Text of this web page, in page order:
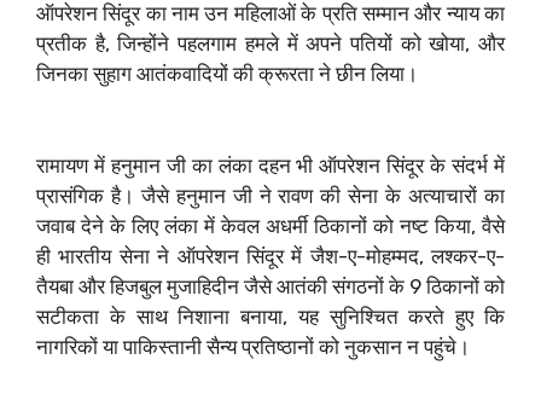
ऑपरेशन सिंदूर का नाम उन महिलाओं के प्रति सम्मान और न्याय का
प्रतीक है, जिन्होंने पहलगाम हमले में अपने पतियों को खोया, और
जिनका सुहाग आतंकवादियों की क्रूरता ने छीन लिया।
रामायण में हनुमान जी का लंका दहन भी ऑपरेशन सिंदूर के संदर्भ में
प्रासंगिक है। जैसे हनुमान जी ने रावण की सेना के अत्याचारों का
जवाब देने के लिए लंका में केवल अधर्मी ठिकानों को नष्ट किया, वैसे
ही भारतीय सेना ने ऑपरेशन सिंदूर में जैश-ए-मोहम्मद, लश्कर-ए-
तैयबा और हिजबुल मुजाहिदीन जैसे आतंकी संगठनों के 9 ठिकानों को
सटीकता के साथ निशाना बनाया, यह सुनिश्चित करते हुए कि
नागरिकों या पाकिस्तानी सैन्य प्रतिष्ठानों को नुकसान न पहुंचे।